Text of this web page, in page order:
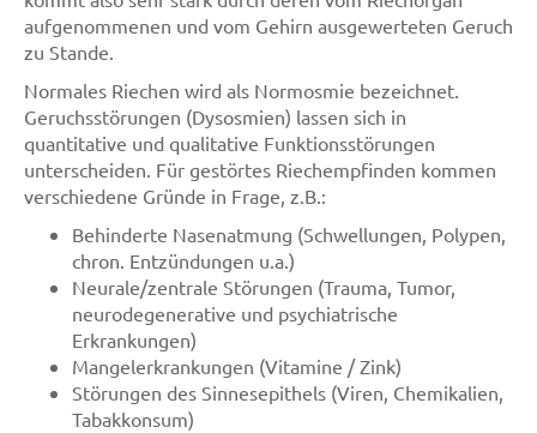
aufgenommenen und vom Gehirn ausgewerteten Geruch
zu Stande.
Normales Riechen wird als Normosmie bezeichnet.
Geruchsstörungen (Dysosmien) lassen sich in
quantitative und qualitative Funktionsstörungen
unterscheiden. Für gestörtes Riechempfinden kommen
verschiedene Gründe in Frage, z.B.:
Behinderte Nasenatmung (Schwellungen, Polypen,
chron. Entzündungen u.a.)
Neurale/zentrale Störungen (Trauma, Tumor,
neurodegenerative und psychiatrische
Erkrankungen)
Mangelerkrankungen (Vitamine / Zink)
Störungen des Sinnesepithels (Viren, Chemikalien,
Tabakkonsum)